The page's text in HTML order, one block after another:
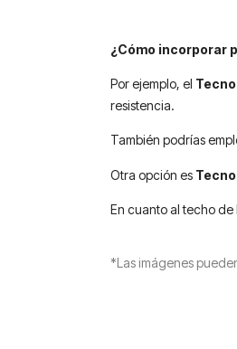
¿Cómo incorporar
Por ejemplo, el
resistencia.
También podrías
Otra opción es
En cuanto al techo
*Las imágenes